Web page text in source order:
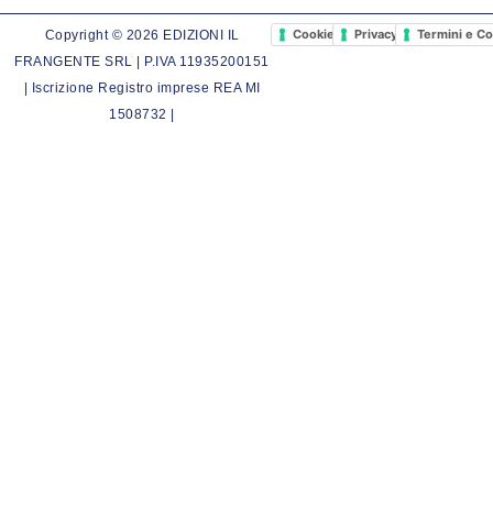
Copyright © 2026 EDIZIONI IL
FRANGENTE SRL | P.IVA 11935200151
| Iscrizione Registro imprese REA MI
1508732 |
Cookie PolicyPrivacy PolicyTermini e